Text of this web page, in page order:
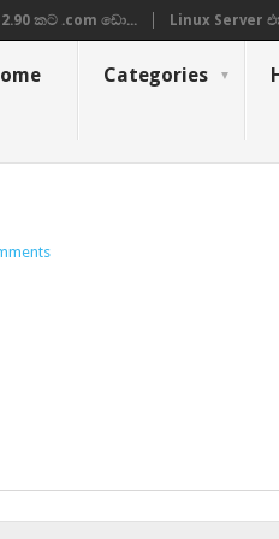
කට .com ඩො... Linux Server
Categories